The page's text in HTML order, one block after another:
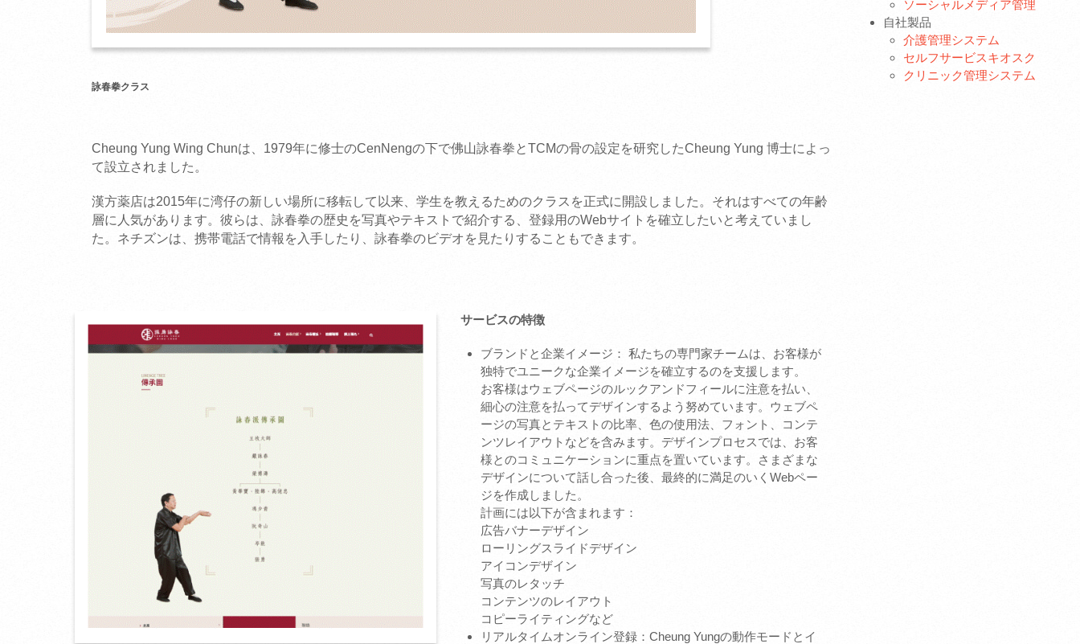
詠春拳クラス
Cheung Yung Wing Chunは、1979年に修士のCenNengの下で佛山詠春拳とTCMの骨の設定を研究したCheung Yung 博士によっ
て設立されました。
漢方薬店は2015年に湾仔の新しい場所に移転して以来、学生を教えるためのクラスを正式に開設しました。それはすべての年齢
層に人気があります。彼らは、詠春拳の歴史を写真やテキストで紹介する、登録用のWebサイトを確立したいと考えていまし
た。ネチズンは、携帯電話で情報を入手したり、詠春拳のビデオを見たりすることもできます。
サービスの特徴
ブランドと企業イメージ： 私たちの専門家チームは、お客様が
独特でユニークな企業イメージを確立するのを支援します。
お客様はウェブページのルックアンドフィールに注意を払い、
細心の注意を払ってデザインするよう努めています。ウェブペ
ージの写真とテキストの比率、色の使用法、フォント、コンテ
ンツレイアウトなどを含みます。デザインプロセスでは、お客
様とのコミュニケーションに重点を置いています。さまざまな
デザインについて話し合った後、最終的に満足のいくWebペー
ジを作成しました。
計画には以下が含まれます：
広告バナーデザイン
ローリングスライドデザイン
アイコンデザイン
写真のレタッチ
コンテンツのレイアウト
コピーライティングなど
リアルタイムオンライン登録：Cheung Yungの動作モードとイ
ソーシャルメディア管理
自社製品
介護管理システム
セルフサービスキオスク
クリニック管理システム